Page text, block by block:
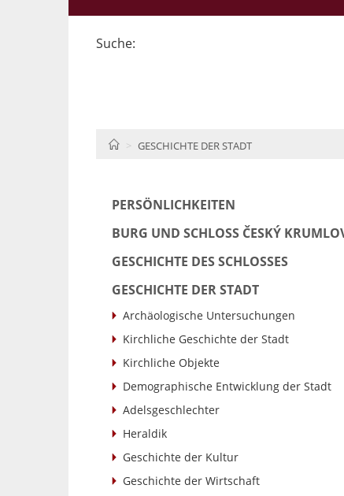
Suche:
HOMEGESCHICHTE DER STADT
PERSÖNLICHKEITEN
BURG UND SCHLOSS ČESKÝ KRUMLOV
GESCHICHTE DES SCHLOSSES
GESCHICHTE DER STADT
Archäologische Untersuchungen
Kirchliche Geschichte der Stadt
Kirchliche Objekte
Demographische Entwicklung der Stadt
Adelsgeschlechter
Heraldik
Geschichte der Kultur
Geschichte der Wirtschaft